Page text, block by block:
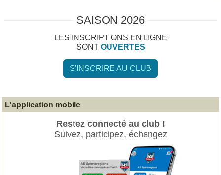
SAISON 2026
LES INSCRIPTIONS EN LIGNE
SONT OUVERTES
S'INSCRIRE AU CLUB
L'application mobile
Restez connecté au club !
Suivez, participez, échangez